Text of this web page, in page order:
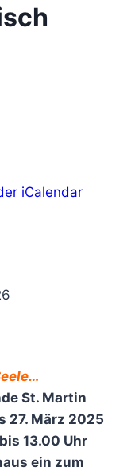
iCalendar
St. Martin
27. März 2025
13.00 Uhr
ein zum